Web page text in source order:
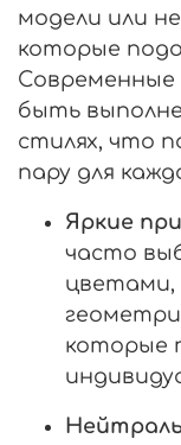
модели или
которые
Современные
быть
стилях, что
пару для
Яркие
часто
цветами,
которые